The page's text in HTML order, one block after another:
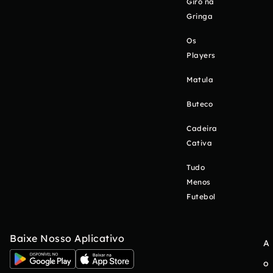
Gringa
Os
Players
Matula
Buteco
Cadeira
Cativa
Tudo
Menos
Futebol
Baixe Nosso Aplicativo
A
o